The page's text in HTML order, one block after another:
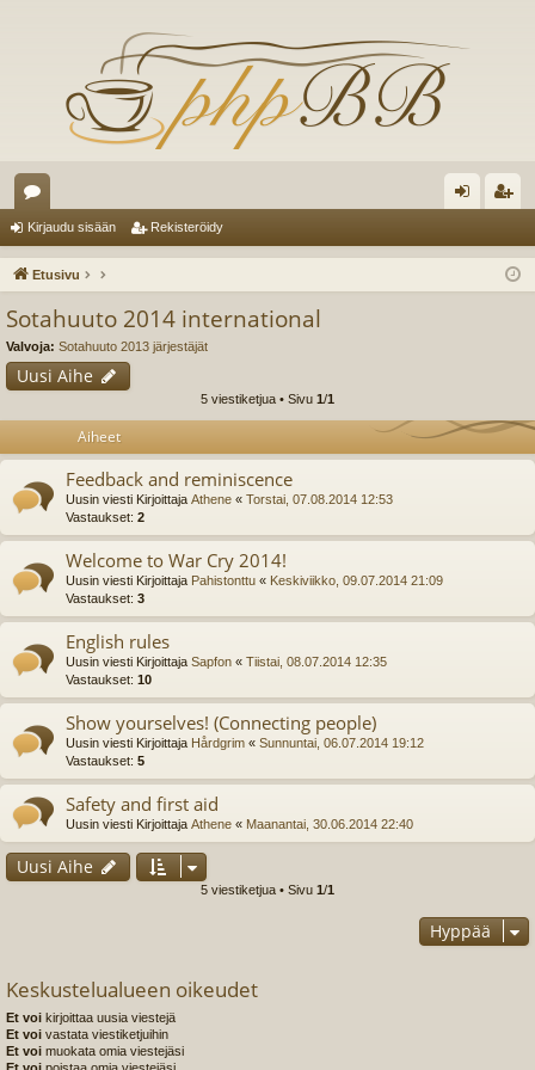
es
ku
ua
au ist
Kirjaudu sisään Rekisteröidy
Etusivu
Sotahuuto 2014 international
Valvoja: Sotahuuto 2013 järjestäjät
Uusi Aihe
5 viestiketjua • Sivu 1/1
Aiheet
Feedback and reminiscence
Uusin viesti Kirjoittaja Athene « Torstai, 07.08.2014 12:53
Vastaukset: 2
Welcome to War Cry 2014!
Uusin viesti Kirjoittaja Pahistonttu « Keskiviikko, 09.07.2014 21:09
Vastaukset: 3
English rules
Uusin viesti Kirjoittaja Sapfon « Tiistai, 08.07.2014 12:35
Vastaukset: 10
Show yourselves! (Connecting people)
Uusin viesti Kirjoittaja Hårdgrim « Sunnuntai, 06.07.2014 19:12
Vastaukset: 5
Safety and first aid
Uusin viesti Kirjoittaja Athene « Maanantai, 30.06.2014 22:40
Uusi Aihe
5 viestiketjua • Sivu 1/1
Hyppää
Keskustelualueen oikeudet
Et voi kirjoittaa uusia viestejä
Et voi vastata viestiketjuihin
Et voi muokata omia viestejäsi